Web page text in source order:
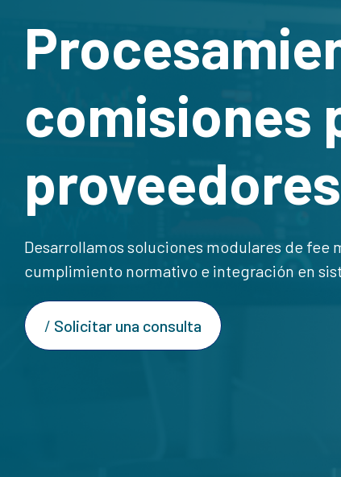
comisiones
Desarrollamos soluciones modulares de
cumplimiento normativo e integración en
Solicitar una consulta